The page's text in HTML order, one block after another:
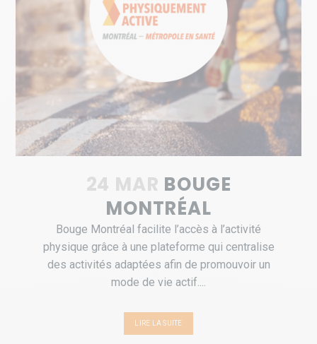
24 MAR BOUGE
MONTRÉAL
Bouge Montréal facilite l’accès à l’activité
physique grâce à une plateforme qui centralise
des activités adaptées afin de promouvoir un
mode de vie actif....
LIRE LA SUITE